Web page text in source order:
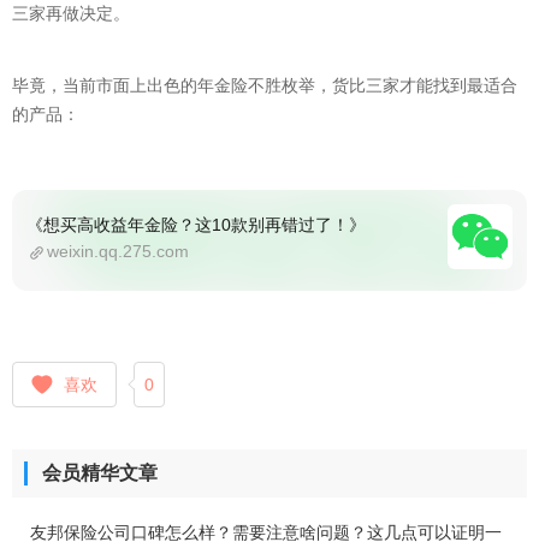
三家再做决定。
毕竟，当前市面上出色的年金险不胜枚举，货比三家才能找到最适合
的产品：
《想买高收益年金险？这10款别再错过了！》
weixin.qq.275.com
喜欢 0
会员精华文章
友邦保险公司口碑怎么样？需要注意啥问题？这几点可以证明一